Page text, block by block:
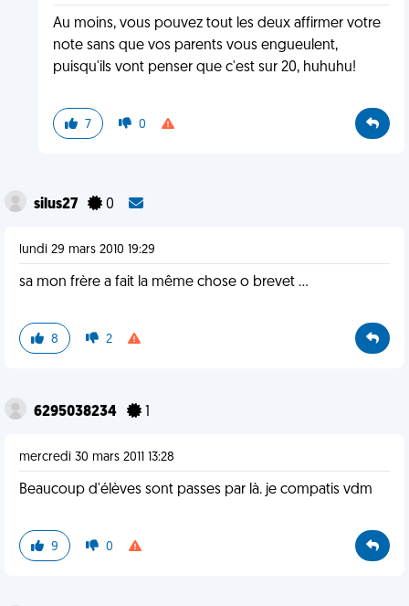
Au moins, vous pouvez tout les deux affirmer votre
note sans que vos parents vous engueulent,
puisqu'ils vont penser que c'est sur 20, huhuhu!
7 0
silus27 0
lundi 29 mars 2010 19:29
sa mon frère a fait la même chose o brevet ...
8 2
6295038234
mercredi 30 mars 2011 13:28
Beaucoup d'élèves sont passes par là. je compatis vdm
9 0